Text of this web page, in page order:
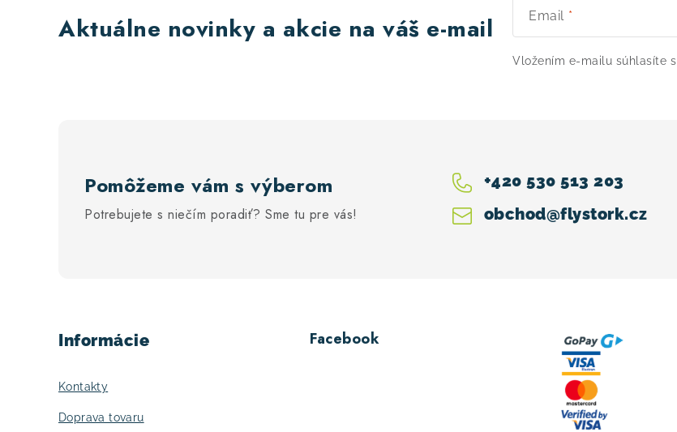
Aktuálne novinky a akcie na váš e-mail Email
Vložením e-mailu súhlasíte s
Pomôžeme vám s výberom
Potrebujete s niečím poradiť? Sme tu pre vás! obchod@flystork.cz
+420 530 513 203
Informácie
Kontakty
Doprava tovaru
Facebook